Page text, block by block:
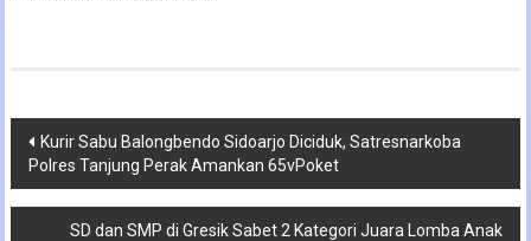
Navigasi
pos
Kurir Sabu Balongbendo Sidoarjo Diciduk, Satresnarkoba
Polres Tanjung Perak Amankan 65vPoket
SD dan SMP di Gresik Sabet 2 Kategori Juara Lomba Anak